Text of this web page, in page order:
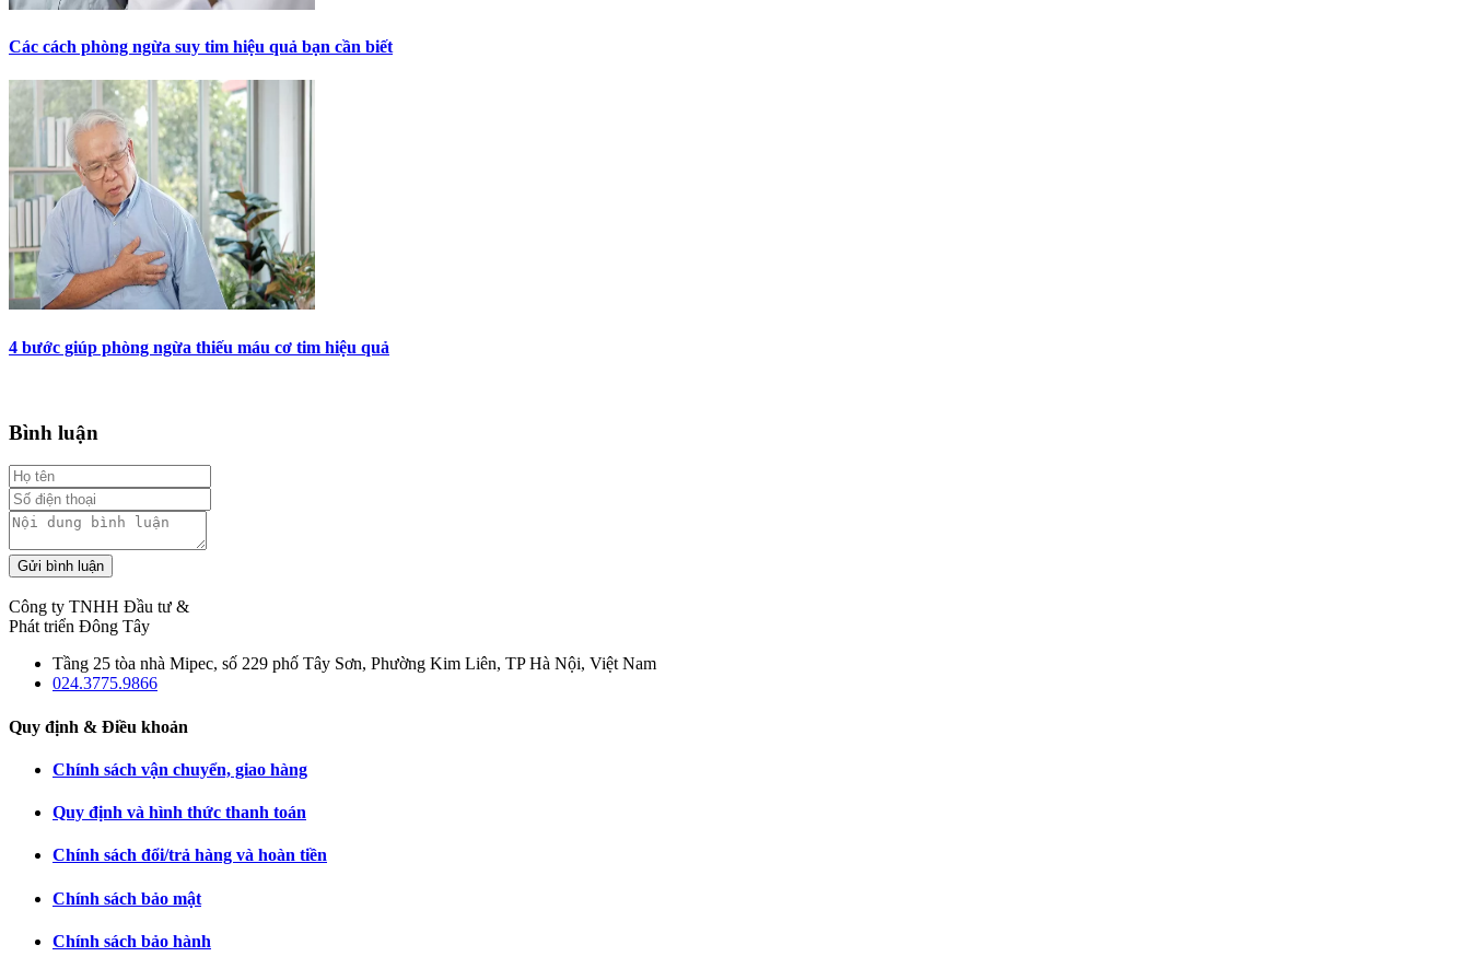
Các cách phòng ngừa suy tim hiệu quả bạn cần biết
4 bước giúp phòng ngừa thiếu máu cơ tim hiệu quả
Bình luận
Gửi bình luận
Công ty TNHH Đầu tư &
Phát triển Đông Tây
Tầng 25 tòa nhà Mipec, số 229 phố Tây Sơn, Phường Kim Liên, TP Hà Nội, Việt Nam
024.3775.9866
Quy định & Điều khoản
Chính sách vận chuyển, giao hàng
Quy định và hình thức thanh toán
Chính sách đổi/trả hàng và hoàn tiền
Chính sách bảo mật
Chính sách bảo hành